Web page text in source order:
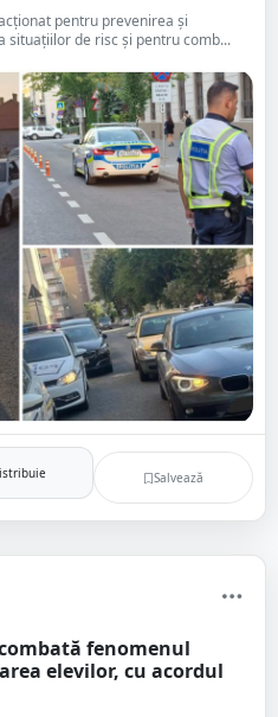
pentru prevenirea și
situațiilor de risc și pentru comb...
Salvează
fenomenul
elevilor, cu acordul